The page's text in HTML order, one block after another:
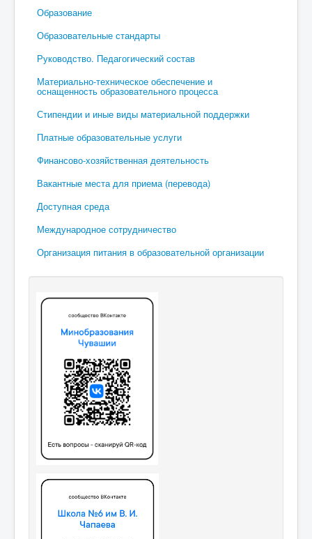
Образование
Образовательные стандарты
Руководство. Педагогический состав
Материально-техническое обеспечение и
оснащенность образовательного процесса
Стипендии и иные виды материальной поддержки
Платные образовательные услуги
Финансово-хозяйственная деятельность
Вакантные места для приема (перевода)
Доступная среда
Международное сотрудничество
Организация питания в образовательной организации